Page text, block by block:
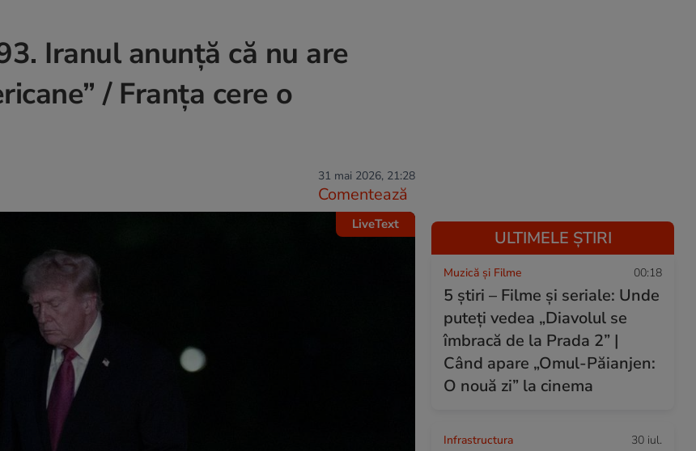
Iranul anunță că nu are
/ Franța cere o
31 mai 2026, 21:28
Comentează
LiveText
ULTIMELE ȘTIRI
Muzică și Filme 00:18
5 știri – Filme și seriale: Unde
puteţi vedea „Diavolul se
îmbracă de la Prada 2” |
Când apare „Omul-Păianjen:
O nouă zi” la cinema
Infrastructura 30 iul.